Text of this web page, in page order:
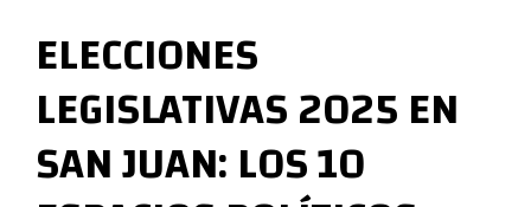
M
e
c
h
a
PERIODISMO DIGITAL
ELECCIONES
LEGISLATIVAS 2025 EN
SAN JUAN: LOS 10